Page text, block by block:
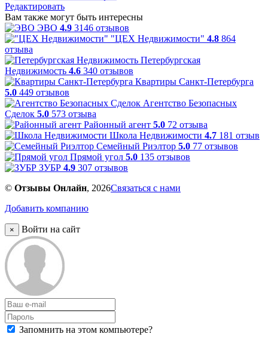
Редактировать
Вам также могут быть интересны
ЭВО 4.9 3146 отзывов
"ЦЕХ Недвижимости" 4.8 864
отзыва
Петербургская
Недвижимость 4.6 340 отзывов
Квартиры Санкт-Петербурга
5.0 449 отзывов
Агентство Безопасных
Сделок 5.0 573 отзыва
Районный агент 5.0 72 отзыва
Школа Недвижимости 4.7 181 отзыв
Семейный Риэлтор 5.0 77 отзывов
Прямой угол 5.0 135 отзывов
ЗУБР 4.9 307 отзывов
© Отзывы Онлайн, 2026Связаться с нами
Добавить компанию
× Войти на сайт
Запомнить на этом компьютере?